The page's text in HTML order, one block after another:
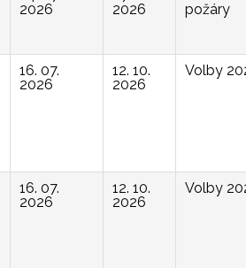
2026
2026
požáry
16. 07.
2026
12. 10.
2026
Volby
16. 07.
2026
12. 10.
2026
Volby